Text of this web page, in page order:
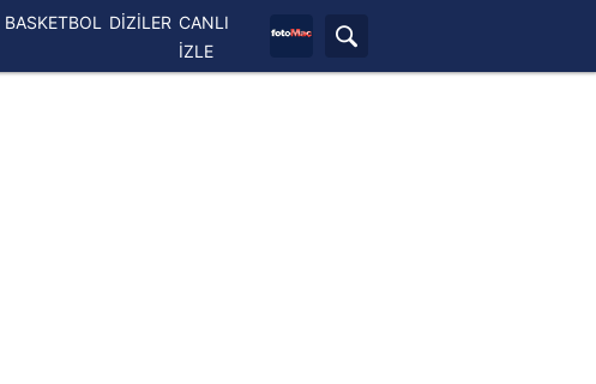
BASKETBOL DİZİLER CANLI
İZLE